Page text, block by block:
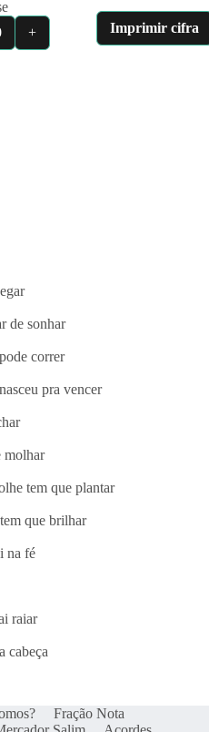
+ Imprimir cifra
de sonhar
correr
pra vencer
molhar
tem que plantar
que brilhar
na fé
raiar
cabeça
Fração Nota